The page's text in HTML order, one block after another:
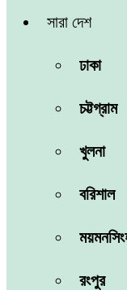
সারা দেশ
ঢাকা
চট্টগ্রাম
খুলনা
বরিশাল
রংপুর